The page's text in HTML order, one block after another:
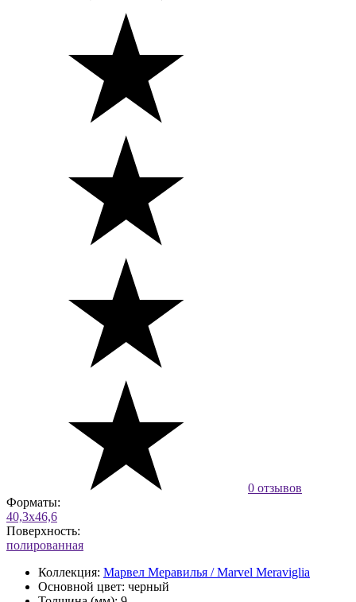
0 отзывов
Форматы:
40,3x46,6
Поверхность:
полированная
Коллекция: Марвел Меравилья / Marvel Meraviglia
Основной цвет: черный